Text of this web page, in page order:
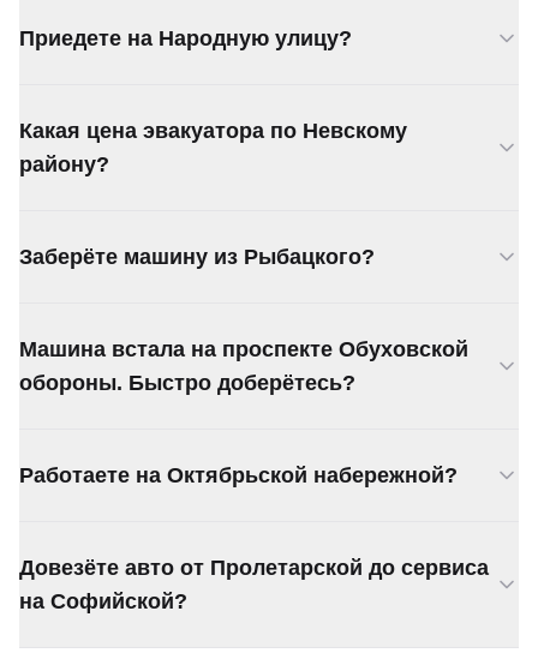
Приедете на Народную улицу?
у Дыбенко.
Какая цена эвакуатора по Невскому
району?
КАД 70 ₽/км.
Заберёте машину из Рыбацкого?
Шлиссельбургский проспект — всё в зоне.
Машина встала на проспекте Обуховской
обороны. Быстро доберётесь?
района. Подача от 20 минут.
Работаете на Октябрьской набережной?
Большой Смоленский проспект.
Довезёте авто от Пролетарской до сервиса
на Софийской?